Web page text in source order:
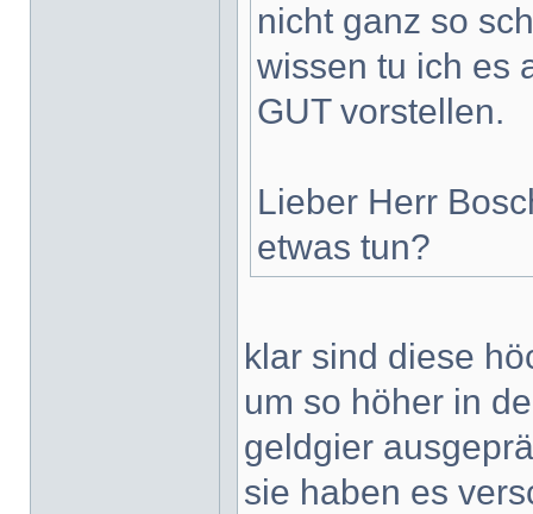
nicht ganz so
wissen tu ich es
GUT vorstellen.
Lieber Herr
etwas tun?
klar sind diese
um so höher in
geldgier
sie haben es